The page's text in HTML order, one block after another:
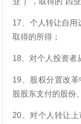
17、个人转让自用
取得的所得；
18、对个人投资者
19、股权分置改
股股东支付的股份
20、对个人转让